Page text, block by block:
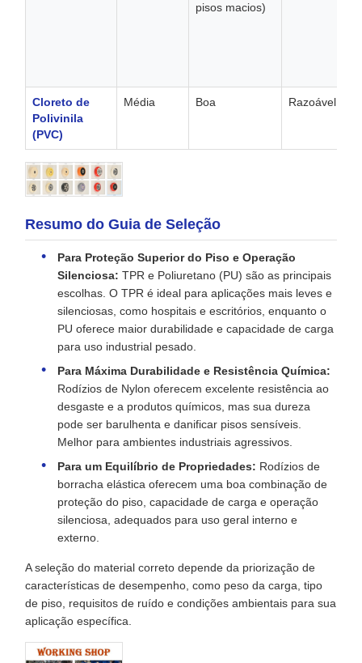
pisos macios)
Cloreto de
Polivinila
(PVC)
Média Boa Razoável
Resumo do Guia de Seleção
Para Proteção Superior do Piso e Operação
Silenciosa: TPR e Poliuretano (PU) são as principais
escolhas. O TPR é ideal para aplicações mais leves e
silenciosas, como hospitais e escritórios, enquanto o
PU oferece maior durabilidade e capacidade de carga
para uso industrial pesado.
Para Máxima Durabilidade e Resistência Química:
Rodízios de Nylon oferecem excelente resistência ao
desgaste e a produtos químicos, mas sua dureza
pode ser barulhenta e danificar pisos sensíveis.
Melhor para ambientes industriais agressivos.
Para um Equilíbrio de Propriedades: Rodízios de
borracha elástica oferecem uma boa combinação de
proteção do piso, capacidade de carga e operação
silenciosa, adequados para uso geral interno e
externo.
A seleção do material correto depende da priorização de
características de desempenho, como peso da carga, tipo
de piso, requisitos de ruído e condições ambientais para sua
aplicação específica.